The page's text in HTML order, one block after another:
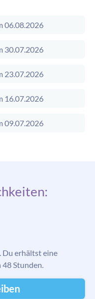
06.08.2026
30.07.2026
23.07.2026
16.07.2026
09.07.2026
Du erhältst eine
Stunden.